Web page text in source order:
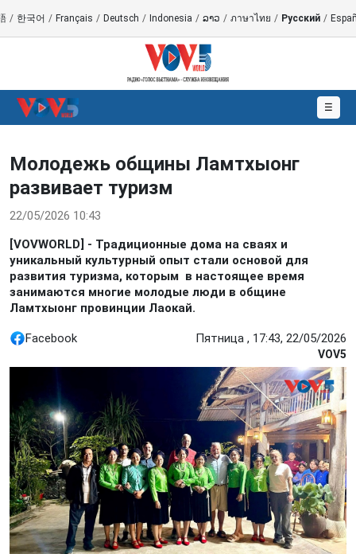
/ 한국어 / Français / Deutsch / Indonesia / ລາວ / ภาษาไทย / Русский /
☰
Молодежь общины Ламтхыонг
развивает туризм
22/05/2026 10:43
[VOVWORLD] - Традиционные дома на сваях и
уникальный культурный опыт стали основой для
развития туризма, которым в настоящее время
занимаются многие молодые люди в общине
Ламтхыонг провинции Лаокай.
Facebook Пятница , 17:43, 22/05/2026
VOV5